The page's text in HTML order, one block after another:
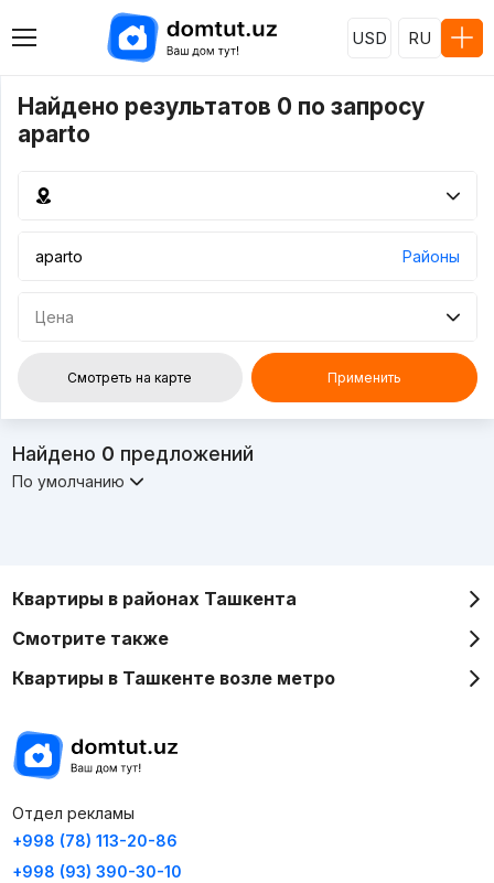
USD RU
Найдено результатов 0 по запросу
aparto
Районы
Цена
Смотреть на карте Применить
Найдено 0 предложений
По умолчанию
Квартиры в районах Ташкента
Смотрите также
Квартиры в Ташкенте возле метро
Отдел рекламы
+998 (78) 113-20-86
+998 (93) 390-30-10